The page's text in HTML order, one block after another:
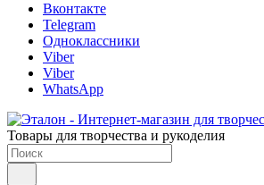
Вконтакте
Telegram
Одноклассники
Viber
Viber
WhatsApp
Товары для творчества и рукоделия